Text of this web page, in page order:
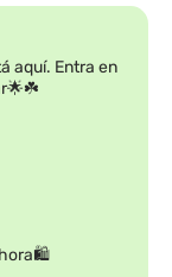
aquí. Entra en